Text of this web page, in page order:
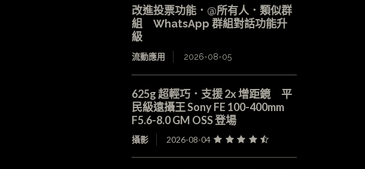
改進投票功能．@所有人．類似群
組 WhatsApp 群組對話功能升
級
流動應用 2026-08-05
625g 超輕巧．支援 2x 增距鏡 平
民級遠攝王 Sony FE 100-400mm
F5.6-8.0 GM OSS 登場
攝影 2026-08-04